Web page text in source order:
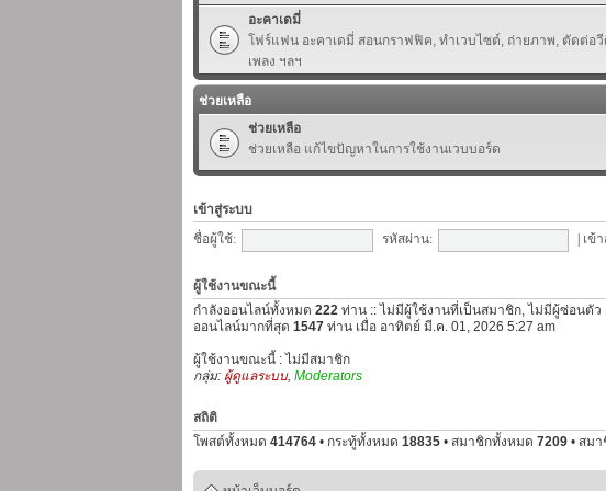
อะคาเดมี่
โฟร์แฟน อะคาเดมี่ สอนกราฟฟิค, ทำเวบไซต์, ถ่ายภาพ, ตัดต่อวี
เพลง ฯลฯ
ช่วยเหลือ
ช่วยเหลือ
ช่วยเหลือ แก้ไขปัญหาในการใช้งานเวบบอร์ด
เข้าสู่ระบบ
ชื่อผู้ใช้:
รหัสผ่าน: เข้
ผู้ใช้งานขณะนี้
กำลังออนไลน์ทั้งหมด 222 ท่าน :: ไม่มีผู้ใช้งานที่เป็นสมาชิก, ไม่มีผู้ซ่อนตั
ออนไลน์มากที่สุด 1547 ท่าน เมื่อ อาทิตย์ มี.ค. 01, 2026 5:27 am
ผู้ใช้งานขณะนี้ : ไม่มีสมาชิก
กลุ่ม: ผู้ดูแลระบบ, Moderators
สถิติ
โพสต์ทั้งหมด 414764 • กระทู้ทั้งหมด 18835 • สมาชิกทั้งหมด 7209 • สม